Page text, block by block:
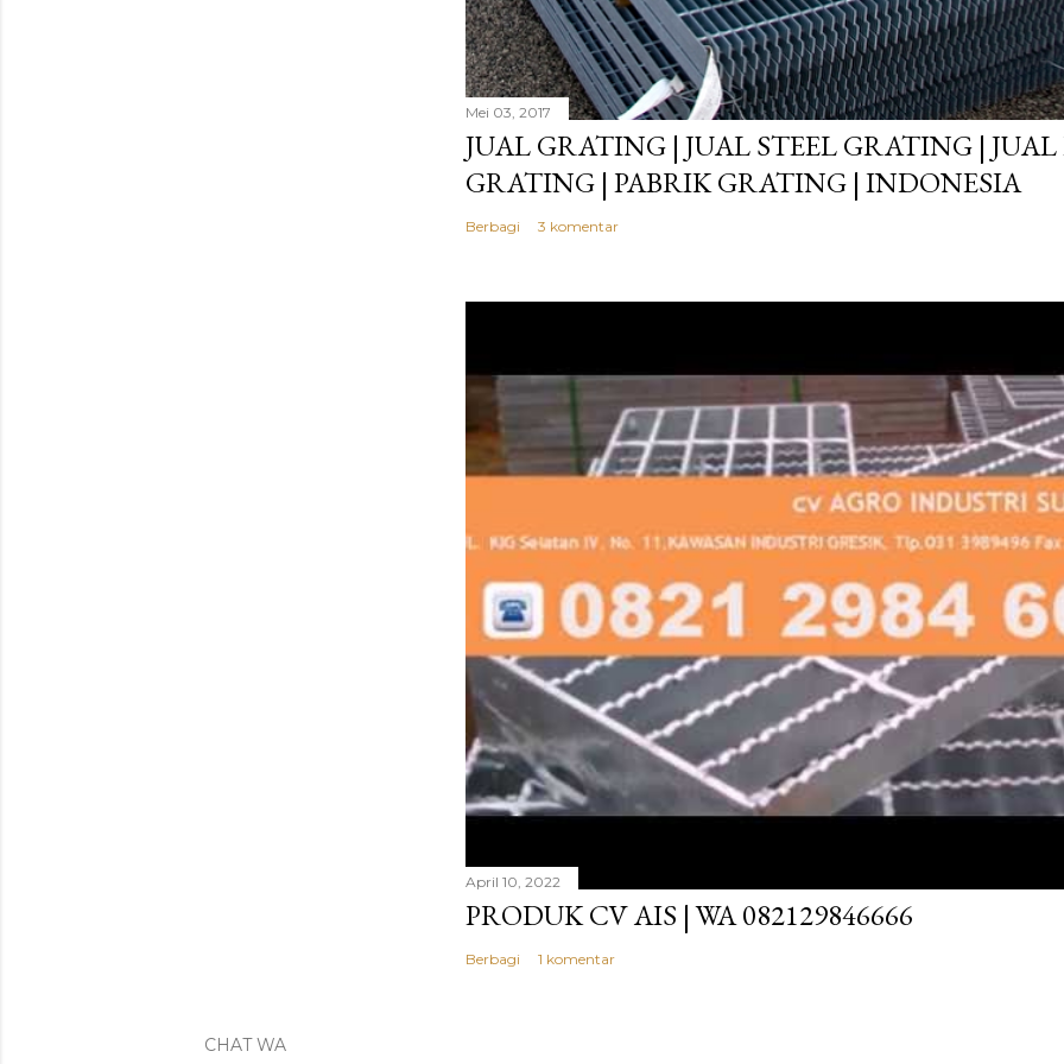
Mei 03, 2017
JUAL GRATING | JUAL STEEL GRATING |
GRATING | PABRIK GRATING | INDONESIA
Berbagi 3 komentar
April 10, 2022
PRODUK CV AIS | WA 082129846666
Berbagi 1 komentar
CHAT WA